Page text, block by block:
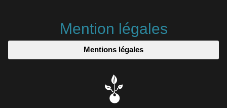
Mention légales
Mentions légales